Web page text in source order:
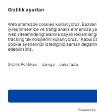
de
Tourismus
Nachrichten,
новости
news,
international